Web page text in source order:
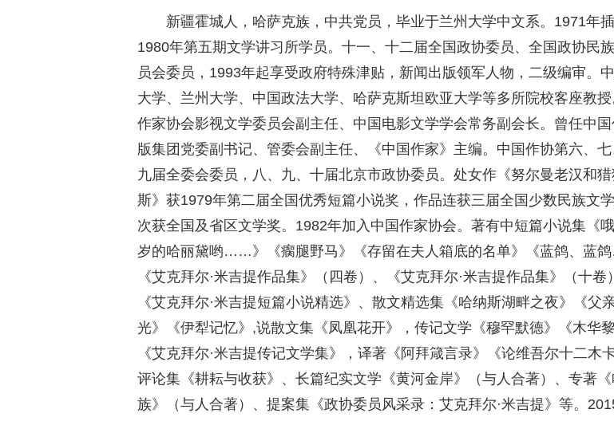
新疆霍城人，哈萨克族，中共党员，毕业于兰州大学中文系。1971年插
1980年第五期文学讲习所学员。十一、十二届全国政协委员、全国政协民
员会委员，1993年起享受政府特殊津贴，新闻出版领军人物，二级编审。
大学、兰州大学、中国政法大学、哈萨克斯坦欧亚大学等多所院校客座教授
作家协会影视文学委员会副主任、中国电影文学学会常务副会长。曾任中国
版集团党委副书记、管委会副主任、《中国作家》主编。中国作协第六、七
九届全委会委员，八、九、十届北京市政协委员。处女作《努尔曼老汉和猎
斯》获1979年第二届全国优秀短篇小说奖，作品连获三届全国少数民族文
次获全国及省区文学奖。1982年加入中国作家协会。著有中短篇小说集《
岁的哈丽黛哟……》《瘸腿野马》《存留在夫人箱底的名单》《蓝鸽、蓝
《艾克拜尔·米吉提作品集》（四卷）、《艾克拜尔·米吉提作品集》（十卷
《艾克拜尔·米吉提短篇小说精选》、散文精选集《哈纳斯湖畔之夜》《父
光》《伊犁记忆》,说散文集《凤凰花开》，传记文学《穆罕默德》《木华黎
《艾克拜尔·米吉提传记文学集》，译著《阿拜箴言录》《论维吾尔十二木
评论集《耕耘与收获》、长篇纪实文学《黄河金岸》（与人合著）、专著
族》（与人合著）、提案集《政协委员风采录：艾克拜尔·米吉提》等。